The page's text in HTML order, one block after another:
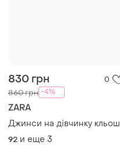
830 грн 0
860 грн -4%
ZARA
Джинси на дівчинку кльош
92 и еще 3